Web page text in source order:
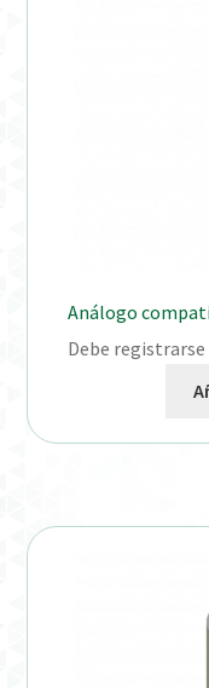
Análogo
Debe